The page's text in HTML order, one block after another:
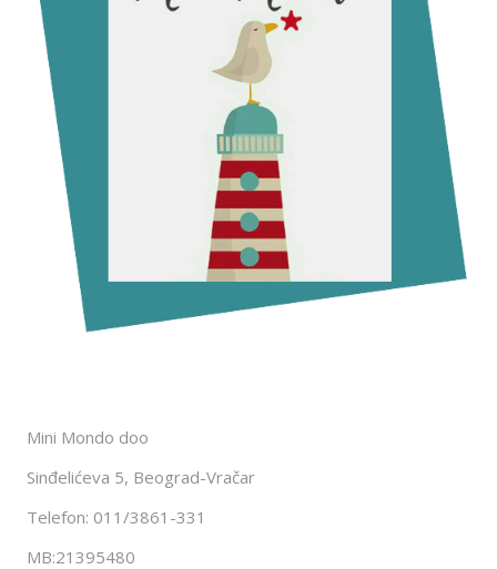
Mini Mondo doo
Sinđelićeva 5, Beograd-Vračar
Telefon: 011/3861-331
MB:21395480